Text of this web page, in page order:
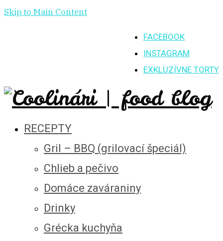
Skip to Main Content
FACEBOOK
INSTAGRAM
EXKLUZÍVNE TORTY
RECEPTY
Gril – BBQ (grilovací špeciál)
Chlieb a pečivo
Domáce zaváraniny
Drinky
Grécka kuchyňa